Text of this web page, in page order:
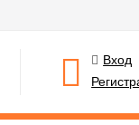
Вход